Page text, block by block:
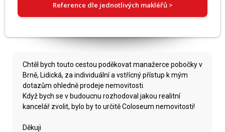
Reference dle jednotlivých makléřů >
Chtěl bych touto cestou poděkovat manažerce pobočky v
Brně, Lidická, za individuální a vstřícný přístup k mým
dotazům ohledně prodeje nemovitosti.
Když bych se v budoucnu rozhodoval jakou realitní
kancelář zvolit, bylo by to určitě Coloseum nemovitosti!
Děkuji